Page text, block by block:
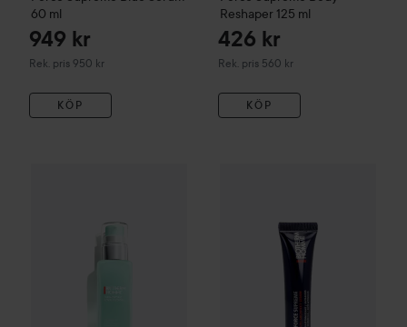
60 ml
949 kr
Rek. pris 950 kr
Rekommenderat pris 950 kr
KÖP
Reshaper 125 ml
426 kr
Rek. pris 560 kr
Rekommenderat pris 560 kr
KÖP